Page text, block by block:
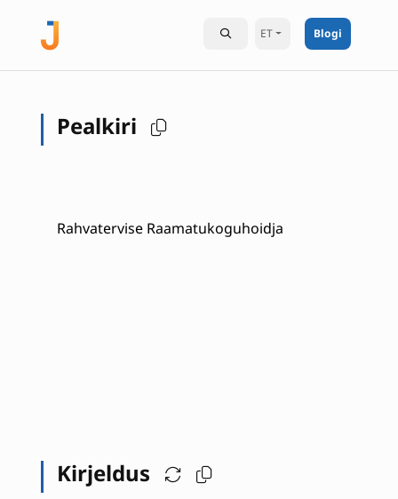
ET Blogi
Pealkiri
Rahvatervise Raamatukoguhoidja
Kirjeldus